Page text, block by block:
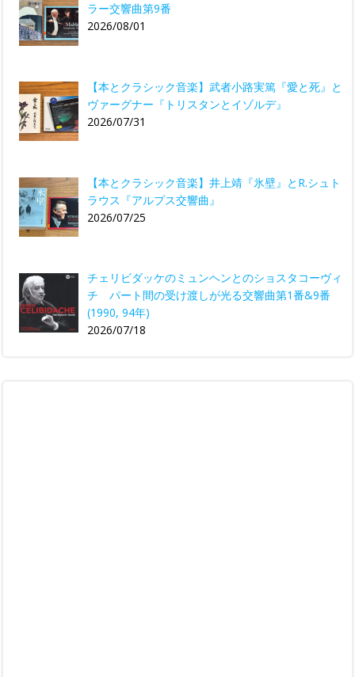
ラー交響曲第9番
2026/08/01
【本とクラシック音楽】武者小路実篤『愛と死』と
ヴァーグナー『トリスタンとイゾルデ』
2026/07/31
【本とクラシック音楽】井上靖『氷壁』とR.シュト
ラウス『アルプス交響曲』
2026/07/25
チェリビダッケのミュンヘンとのショスタコーヴィ
チ パート間の受け渡しが光る交響曲第1番&9番
(1990, 94年)
2026/07/18